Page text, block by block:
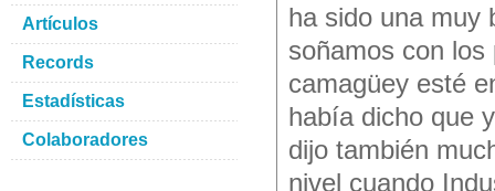
ha sido una muy
soñamos con
camagüey esté
había dicho que
dijo también
nivel cuando
Artículos
Records
Estadísticas
Colaboradores